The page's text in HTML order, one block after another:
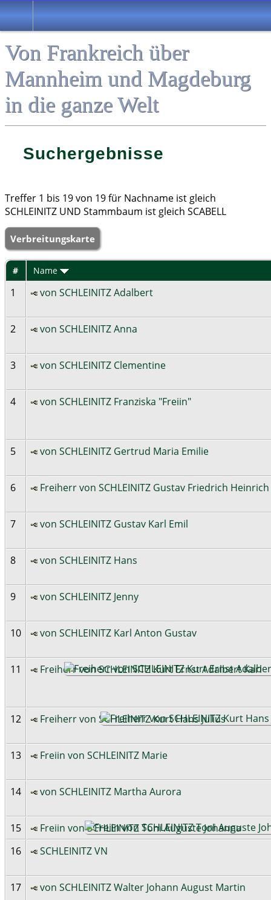
Von Frankreich über
Mannheim und Magdeburg
in die ganze Welt
Suchergebnisse
Treffer 1 bis 19 von 19 für Nachname ist gleich
SCHLEINITZ UND Stammbaum ist gleich SCABELL
Verbreitungskarte
# Name
1 von SCHLEINITZ Adalbert
2 von SCHLEINITZ Anna
3 von SCHLEINITZ Clementine
4 von SCHLEINITZ Franziska "Freiin"
5 von SCHLEINITZ Gertrud Maria Emilie
6 Freiherr von SCHLEINITZ Gustav Friedrich
7 von SCHLEINITZ Gustav Karl Emil
8 von SCHLEINITZ Hans
9 von SCHLEINITZ Jenny
10 von SCHLEINITZ Karl Anton Gustav
11 Freiherr von SCHLEINITZ Kurt Ernst Adalbert Karl
12 Freiherr von SCHLEINITZ Kurt Hans Julius
13 Freiin von SCHLEINITZ Marie
14 von SCHLEINITZ Martha Aurora
15
Freiin von SCHLEINITZ Toni Auguste Johanna
16
SCHLEINITZ VN
17 von SCHLEINITZ Walter Johann August Martin